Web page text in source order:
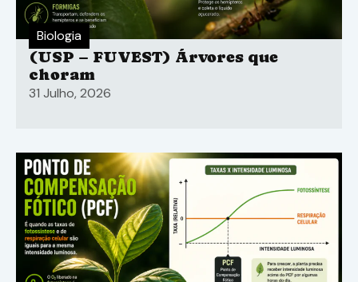
Biologia
(USP – FUVEST) Árvores que
choram
31 Julho, 2026